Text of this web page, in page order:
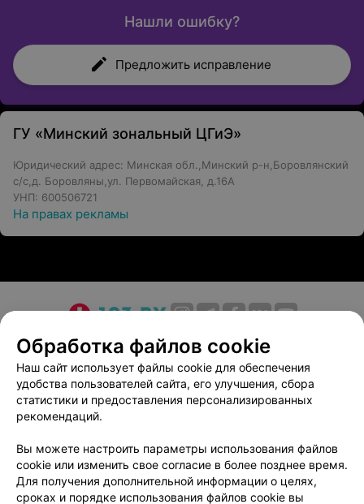
Нашли ошибку?
Предложить исправление
ГУ «Минский зональный ЦГиЭ»
Юридический адрес: Минская обл.,Минский р-н,Боровлянский
с/с,д. Боровляны,ул. Первомайская, д.16А
УНП: 600506721
На правах рекламы
О проекте Новости проекта
Размещение рекламы
Медицинский маркетинг
Публичный договор
Пользовательское соглашение
Способы оплаты
Вакансии
Партнеры
Написать в поддержку
Персональные настройки cookie
Обработка персональных данных
Обработка файлов cookie
Наш сайт использует файлы cookie для обеспечения
удобства пользователей сайта, его улучшения, сбора
статистики и предоставления персонализированных
рекомендаций.
Вы можете настроить параметры использования файлов
cookie или изменить свое согласие в более позднее время.
Для получения дополнительной информации о целях,
сроках и порядке использования файлов cookie вы